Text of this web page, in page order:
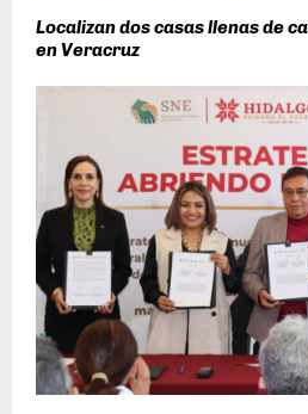
Localizan dos casas llenas de
en Veracruz